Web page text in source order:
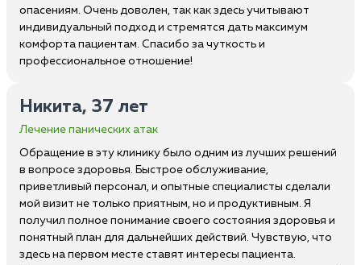
опасениям. Очень доволен, так как здесь учитывают
индивидуальный подход и стремятся дать максимум
комфорта пациентам. Спасибо за чуткость и
профессиональное отношение!
Никита, 37 лет
Лечение панических атак
Обращение в эту клинику было одним из лучших решений
в вопросе здоровья. Быстрое обслуживание,
приветливый персонал, и опытные специалисты сделали
мой визит не только приятным, но и продуктивным. Я
получил полное понимание своего состояния здоровья и
понятный план для дальнейших действий. Чувствую, что
здесь на первом месте ставят интересы пациента.